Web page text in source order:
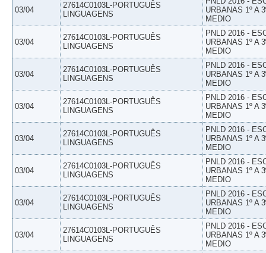
03/04
27614C0103L-PORTUGUÊS
LINGUAGENS
URBANAS 1º A
MEDIO
03/04
27614C0103L-PORTUGUÊS
LINGUAGENS
PNLD 2016 -
URBANAS 1º A
MEDIO
03/04
27614C0103L-PORTUGUÊS
LINGUAGENS
PNLD 2016 -
URBANAS 1º A
MEDIO
03/04
27614C0103L-PORTUGUÊS
LINGUAGENS
PNLD 2016 -
URBANAS 1º A
MEDIO
03/04
27614C0103L-PORTUGUÊS
LINGUAGENS
PNLD 2016 -
URBANAS 1º A
MEDIO
03/04
27614C0103L-PORTUGUÊS
LINGUAGENS
PNLD 2016 -
URBANAS 1º A
MEDIO
03/04
27614C0103L-PORTUGUÊS
LINGUAGENS
PNLD 2016 -
URBANAS 1º A
MEDIO
03/04
27614C0103L-PORTUGUÊS
LINGUAGENS
PNLD 2016 -
URBANAS 1º A
MEDIO